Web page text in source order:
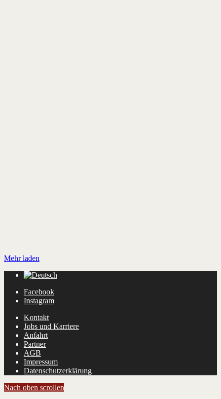
Mehr laden
Facebook
Instagram
Kontakt
Jobs und Karriere
Anfahrt
Partner
AGB
Impressum
Datenschutzerklärung
Nach oben scrollen